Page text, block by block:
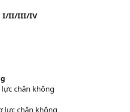
I/II/III/IV
chân không
lực chân không